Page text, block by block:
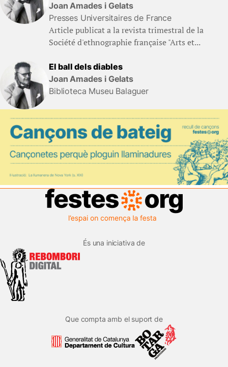
Joan Amades i Gelats
Presses Universitaires de France
Article publicat a la revista trimestral de la
Société d'ethnographie française "Arts et...
El ball dels diables
Joan Amades i Gelats
Biblioteca Museu Balaguer
És una iniciativa de
Que compta amb el suport de